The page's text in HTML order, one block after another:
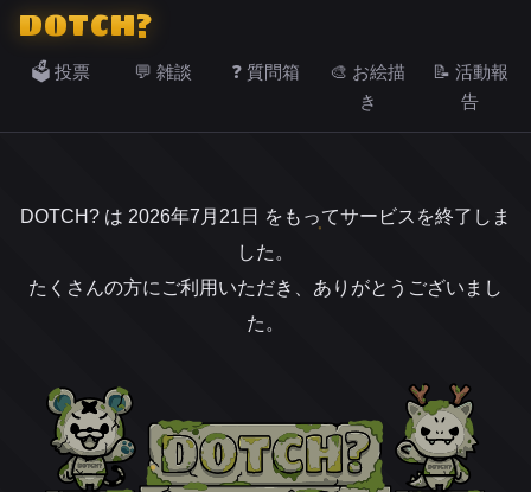
DOTCH?
🗳️ 投票 💬 雑談 ❓ 質問箱
🎨 お絵描
き
📝 活動報
告
DOTCH? は 2026年7月21日 をもってサービスを終了しま
した。
たくさんの方にご利用いただき、ありがとうございまし
た。